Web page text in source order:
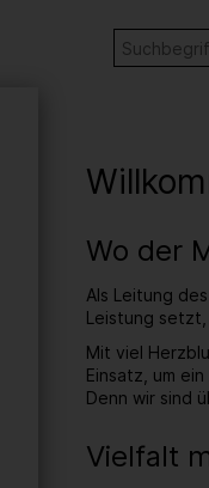
SUCHE
Wo der
Als Leitung
Leistung
Mit viel
Einsatz, um
Denn wir sind
Vielfalt